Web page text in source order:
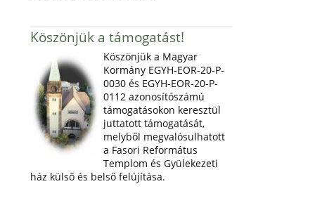
Köszönjük a támogatást!
Köszönjük a Magyar
Kormány EGYH-EOR-20-P-
0030 és EGYH-EOR-20-P-
0112 azonosítószámú
támogatásokon keresztül
juttatott támogatását,
melyből megvalósulhatott
a Fasori Református
Templom és Gyülekezeti
ház külső és belső felújítása.